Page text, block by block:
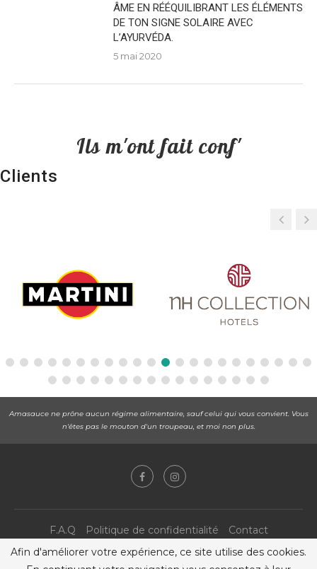
ÂME EN RÉÉQUILIBRANT LES ÉLÉMENTS
DE TON SIGNE SOLAIRE AVEC
L’AYURVÉDA.
5 mai 2020
Ils m'ont fait conf'
Clients
Amasauce ne prône aucun régime alimentaire, sauf celui qui vous convient. Vous
n'êtes pas le mouton d'un troupeau, et moi non plus.
F.A.Q Politique de confidentialité Contact
@2019 - All Right Reserved.
Afin d'améliorer votre expérience, ce site utilise des cookies.